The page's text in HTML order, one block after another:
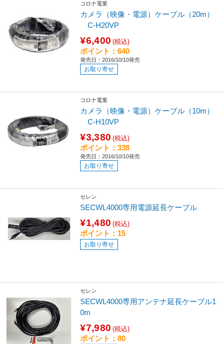
コロナ電業
カメラ（映像・電源）ケーブル（20m）
C-H20VP
¥6,400 (税込)
ポイント：640
発売日：2016/10/10発売
お取り寄せ
コロナ電業
カメラ（映像・電源）ケーブル（10m）
C-H10VP
¥3,380 (税込)
ポイント：338
発売日：2016/10/10発売
お取り寄せ
セレン
SECWL4000専用電源延長ケーブル
¥1,480 (税込)
ポイント：15
お取り寄せ
セレン
SECWL4000専用アンテナ延長ケーブル1
0m
¥7,980 (税込)
ポイント：80